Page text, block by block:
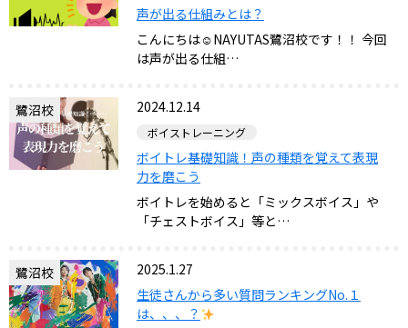
声が出る仕組みとは？
こんにちは☺NAYUTAS鷺沼校です！！ 今回
は声が出る仕組…
鷺沼校 2024.12.14
ボイストレーニング
ボイトレ基礎知識！声の種類を覚えて表現
力を磨こう
ボイトレを始めると「ミックスボイス」や
「チェストボイス」等と…
鷺沼校
2025.1.27
生徒さんから多い質問ランキングNo.１
は、、、？